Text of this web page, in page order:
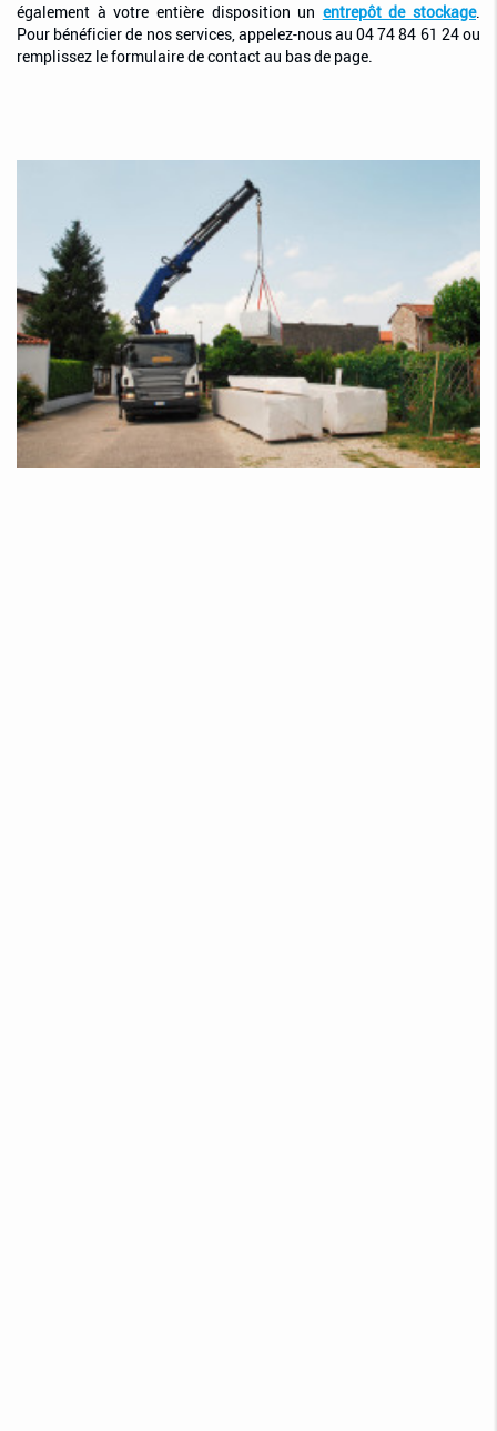
également à votre entière disposition un entrepôt de stockage.
Pour bénéficier de nos services, appelez-nous au 04 74 84 61 24 ou
remplissez le formulaire de contact au bas de page.